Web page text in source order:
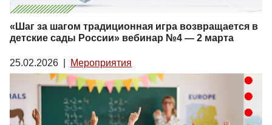
«Шаг за шагом традиционная игра возвращается в
детские сады России» вебинар №4 — 2 марта
25.02.2026 Мероприятия